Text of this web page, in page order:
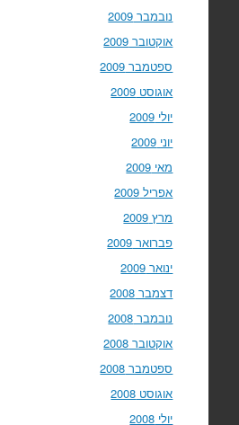
נובמבר 2009
אוקטובר 2009
ספטמבר 2009
אוגוסט 2009
יולי 2009
יוני 2009
מאי 2009
אפריל 2009
מרץ 2009
פברואר 2009
ינואר 2009
דצמבר 2008
נובמבר 2008
אוקטובר 2008
ספטמבר 2008
אוגוסט 2008
יולי 2008